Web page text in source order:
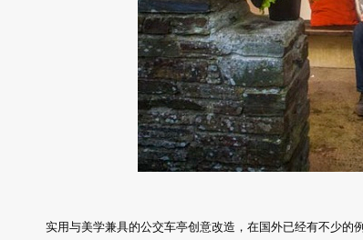
实用与美学兼具的公交车亭创意改造，在国外已经有不少